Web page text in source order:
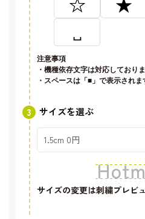
␣
注意事項
・機種依存文字は対応しておりま
・スペースは「■」で表示されま
サイズを選ぶ
サイズの変更は刺繍プレビ